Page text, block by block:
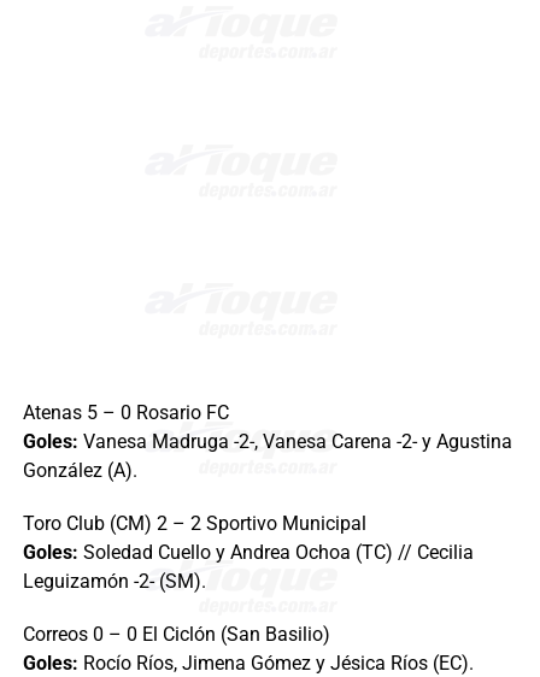
Atenas 5 – 0 Rosario FC
Goles: Vanesa Madruga -2-, Vanesa Carena -2- y Agustina
González (A).
Toro Club (CM) 2 – 2 Sportivo Municipal
Goles: Soledad Cuello y Andrea Ochoa (TC) // Cecilia
Leguizamón -2- (SM).
Correos 0 – 0 El Ciclón (San Basilio)
Goles: Rocío Ríos, Jimena Gómez y Jésica Ríos (EC).